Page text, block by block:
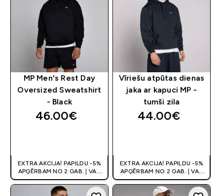
MP Men's Rest Day
Oversized Sweatshirt
- Black
46.00€‎
EXTRA AKCIJA! PAPILDU -5%
APĢĒRBAM NO 2 GAB. | VAR
APVIENOT AR KUPONU
Vīriešu atpūtas dienas
jaka ar kapuci MP -
tumši zila
44.00€‎
EXTRA AKCIJA! PAPILDU -5%
APĢĒRBAM NO 2 GAB. | VAR
APVIENOT AR KUPONU